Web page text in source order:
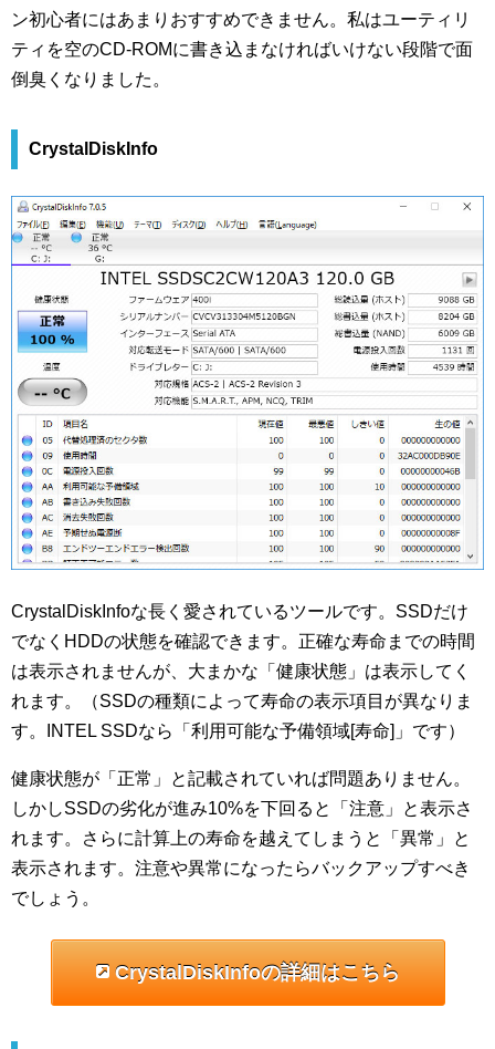
ン初心者にはあまりおすすめできません。私はユーティリ
ティを空のCD-ROMに書き込まなければいけない段階で面
倒臭くなりました。
CrystalDiskInfo
CrystalDiskInfoな長く愛されているツールです。SSDだけ
でなくHDDの状態を確認できます。正確な寿命までの時間
は表示されませんが、大まかな「健康状態」は表示してく
れます。（SSDの種類によって寿命の表示項目が異なりま
す。INTEL SSDなら「利用可能な予備領域[寿命]」です）
健康状態が「正常」と記載されていれば問題ありません。
しかしSSDの劣化が進み10%を下回ると「注意」と表示さ
れます。さらに計算上の寿命を越えてしまうと「異常」と
表示されます。注意や異常になったらバックアップすべき
でしょう。
CrystalDiskInfoの詳細はこちら